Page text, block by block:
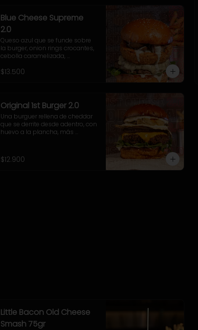
Blue Cheese Supreme
2.0
Queso azul que se funde sobre
la burger, onion rings crocantes,
cebolla caramelizada,
espinaca fresca y una cremosa
$13.500
Original 1st Burger 2.0
Una burguer rellena de cheddar
que se derrite desde adentro, con
huevo a la plancha, más
crujientes, rúcula fresca y
nuestra adictiva salsa Fletch.
$12.900
Little Bacon Old Cheese
Smash 75gr